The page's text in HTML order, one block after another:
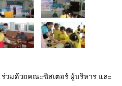
ร่วมด้วยคณะซิสเตอร์ ผู้บริหาร และ